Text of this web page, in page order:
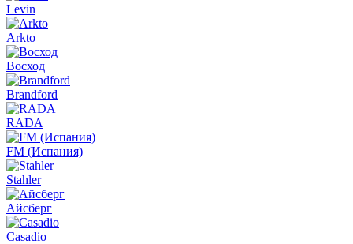
Levin
Arkto
Восход
Brandford
RADA
FM (Испания)
Stahler
Айсберг
Casadio